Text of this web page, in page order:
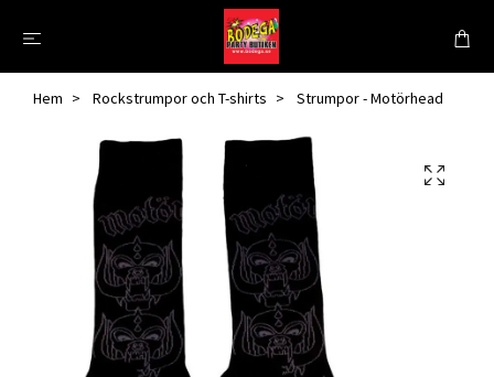
Hem Rockstrumpor och T-shirts Strumpor - Motörhead